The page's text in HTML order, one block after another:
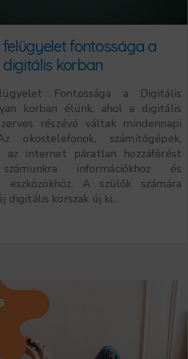
felügyelet fontossága a
digitális korban
Fontossága a Digitális
korban élünk, ahol a digitális
részévé váltak mindennapi
okostelefonok, számítógépek,
az internet páratlan hozzáférést
információkhoz és
eszközökhöz. A szülők számára
digitális korszak új ki...